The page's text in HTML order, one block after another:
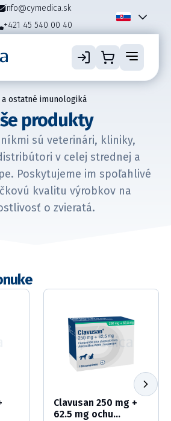
info@cymedica.sk
+421 45 540 00 40
a ostatné imunologiká
produkty
sú veterinári, kliniky,
v celej strednej a
Poskytujeme im spoľahlivé
kvalitu výrobkov na
o zvieratá.
Clavusan 250 mg +
62.5 mg ochu...